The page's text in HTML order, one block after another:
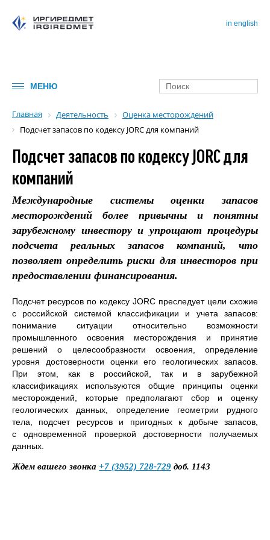
МЕНЮ
in english
Главная Деятельность
Оценка месторождений
Подсчет запасов по кодексу JORC для компаний
Подсчет запасов по кодексу JORC для
компаний
Международные системы оценки запасов
месторождений более привычны и понятны
зарубежному инвестору и упрощают процедуры
подсчета реальных запасов компаний, что
позволяет определить риски для инвесторов при
предоставлении финансирования.
Подсчет ресурсов по кодексу JORC преследует цели схожие
с российской системой классификации и учета запасов:
понимание ситуации относительно возможности
промышленного освоения месторождения и принятие
решений о целесообразности освоения, определение
уровня достоверности оценки его геологических запасов.
При этом, как в российской, так и в зарубежной
классификациях используются общие принципы оценки
месторождений, которые предполагают сбор и оценку
геологических данных, определение геометрии рудного
тела, подсчет ресурсов и пригодных к добыче запасов,
с одновременной проверкой достоверности получаемых
данных.
Ждем вашего звонка +7 (3952) 728-729 доб. 1143
Имя*
Номер телефона*
E-mail
Наименование
предприятия
Комментарий
Отправить